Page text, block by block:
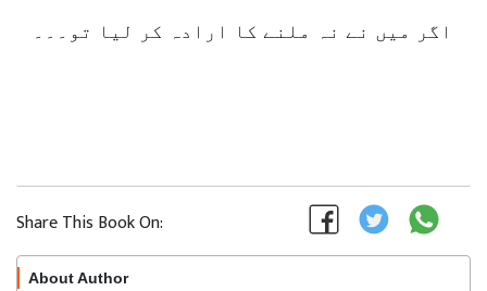
اگر میں نے نہ ملنے کا ارادہ کر لیا تو۔۔۔
Share This Book On:
About Author